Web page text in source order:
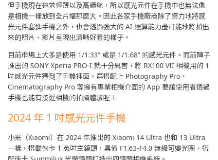
但手機現在追求輕薄以及高續航，所以感光元件在手機中也無法像
是相機一樣放到全片幅那麼大。因此各家手機廠商除了努力地將感
光元件塞進手機之外，也會透過強大的 AI 運算能力盡可能地將拍出
來的照片、影片呈現出清晰好看的樣子。
目前市場上大多是使用 1/1.33” 或是 1/1.68” 的感光元件。而前陣子
推出的 SONY Xperia PRO-I 就十分厲害，將 RX100 VII 相機用的 1
吋感光元件塞到了手機裡面，再搭配上 Photography Pro、
Cinematography Pro 等擁有專業相機介面的 App 要讓使用者透過
手機也能有接近相機的拍攝體驗喔！
2024 年 1 吋感光元件手機
小米（Xiaomi）在 2024 年推出的 Xiaomi 14 Ultra 也和 13 Ultra
一樣，搭載徠卡 1 英吋主鏡頭，具備 F1.63-F4.0 無級可變光圈，搭